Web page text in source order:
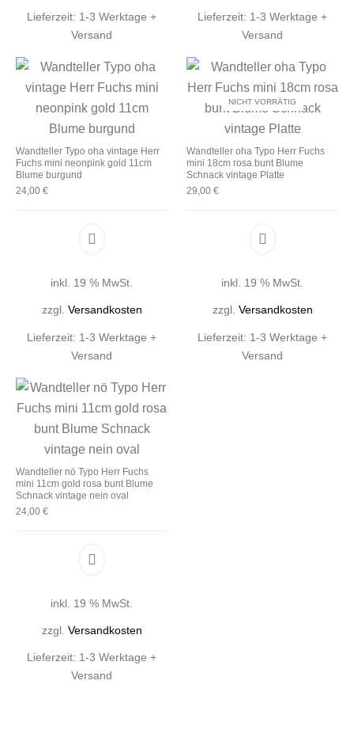
Lieferzeit: 1-3 Werktage +
Versand
Lieferzeit: 1-3 Werktage +
Versand
Wandteller Typo oha vintage Herr
Fuchs mini neonpink gold 11cm
Blume burgund
24,00 €
inkl. 19 % MwSt.
zzgl. Versandkosten
Lieferzeit: 1-3 Werktage +
Versand
NICHT VORRÄTIG
Wandteller oha Typo Herr Fuchs
mini 18cm rosa bunt Blume
Schnack vintage Platte
29,00 €
inkl. 19 % MwSt.
zzgl. Versandkosten
Lieferzeit: 1-3 Werktage +
Versand
Wandteller nö Typo Herr Fuchs
mini 11cm gold rosa bunt Blume
Schnack vintage nein oval
24,00 €
inkl. 19 % MwSt.
zzgl. Versandkosten
Lieferzeit: 1-3 Werktage +
Versand